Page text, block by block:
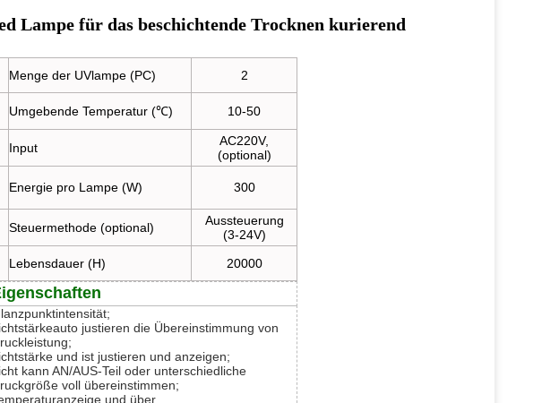
Lampe für das beschichtende Trocknen kurierend
Menge der UVlampe (PC) 2
Umgebende Temperatur (℃) 10-50
Input
AC220V,
(optional)
Energie pro Lampe (W) 300
Steuermethode (optional)
Aussteuerung
(3-24V)
Lebensdauer (H) 20000
justieren die Übereinstimmung von
und ist justieren und anzeigen;
kann AN/AUS-Teil oder unterschiedliche
voll übereinstimmen;
und über